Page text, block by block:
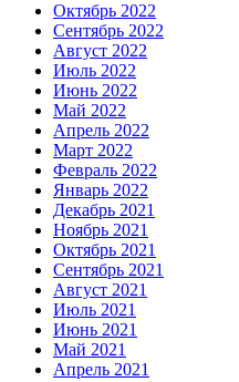
Октябрь 2022
Сентябрь 2022
Август 2022
Июль 2022
Июнь 2022
Май 2022
Апрель 2022
Март 2022
Февраль 2022
Январь 2022
Декабрь 2021
Ноябрь 2021
Октябрь 2021
Сентябрь 2021
Август 2021
Июль 2021
Июнь 2021
Май 2021
Апрель 2021